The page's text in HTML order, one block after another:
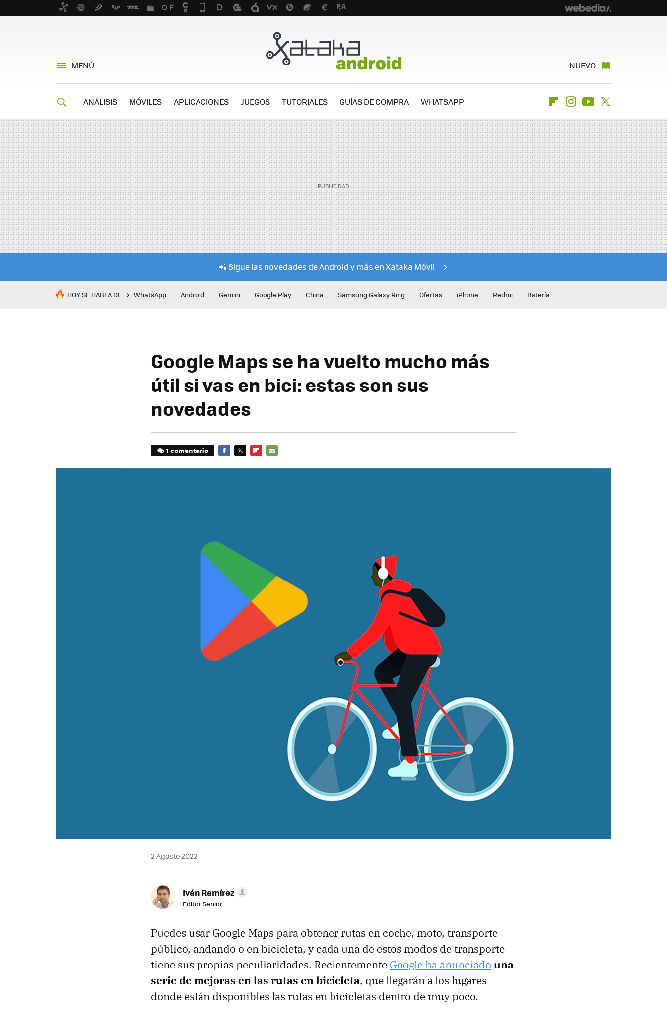
MENÚ NUEVO
ANÁLISIS MÓVILES APLICACIONES JUEGOS TUTORIALES GUÍAS DE COMPRA WHATSAPP FlipboardInstagramYoutube
📲 Sigue las novedades de Android y más en Xataka Móvil
HOY SE HABLA DE WhatsApp Android Gemini Google Play China Samsung Galaxy Ring Ofertas iPhone Redmi Batería
Google Maps se ha vuelto mucho más
útil si vas en bici: estas son sus
novedades
1 comentario
2 Agosto 2022
Iván Ramírez
Editor Senior
Puedes usar Google Maps para obtener rutas en coche, moto, transporte
público, andando o en bicicleta, y cada una de estos modos de transporte
tiene sus propias peculiaridades. Recientemente Google ha anunciado una
serie de mejoras en las rutas en bicicleta, que llegarán a los lugares
donde están disponibles las rutas en bicicletas dentro de muy poco.